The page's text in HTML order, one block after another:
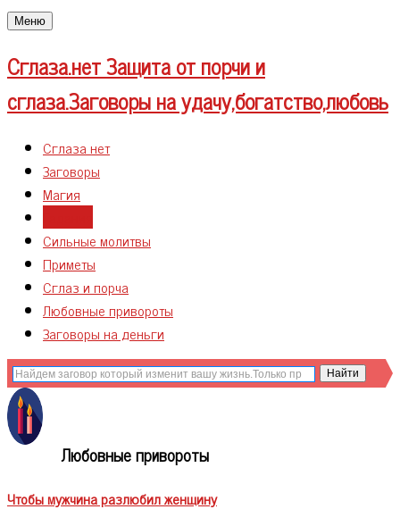
Меню
Сглаза.нетЗащита от порчи и
сглаза.Заговоры на удачу,богатство,любовь
Сглаза нет
Заговоры
Магия
Сильные молитвы
Приметы
Сглаз и порча
Любовные привороты
Заговоры на деньги
Любовные привороты
Чтобы мужчина разлюбил женщину